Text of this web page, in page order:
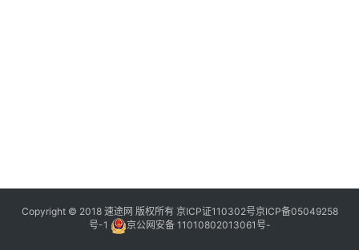
Copyright © 2018 速途网 版权所有 京ICP证110302号京ICP备05049258
号-1
京公网安备 11010802013061号-